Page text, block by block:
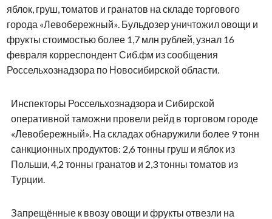
яблок, груш, томатов и гранатов на складе торгового
города «Левобережный». Бульдозер уничтожил овощи и
фрукты стоимостью более 1,7 млн рублей, узнал 16
февраля корреспондент Сиб.фм из сообщения
Россельхознадзора по Новосибирской области.
Инспекторы Россельхознадзора и Сибирской
оперативной таможни провели рейд в торговом городе
«Левобережный». На складах обнаружили более 9 тонн
санкционных продуктов: 2,6 тонны груш и яблок из
Польши, 4,2 тонны гранатов и 2,3 тонны томатов из
Турции.
Запрещённые к ввозу овощи и фрукты отвезли на